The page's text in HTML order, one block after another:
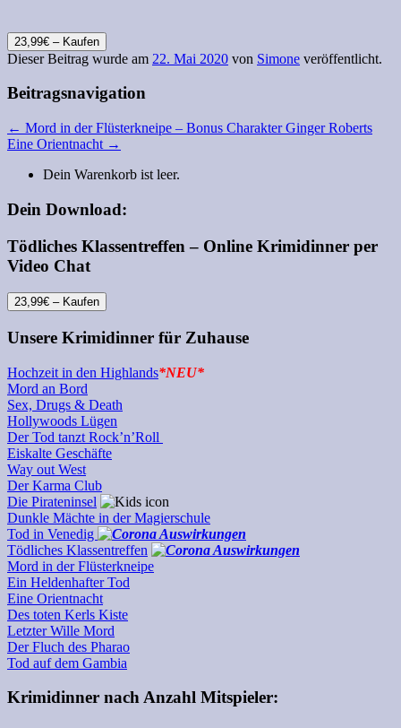
23,99€ – Kaufen
Dieser Beitrag wurde am 22. Mai 2020 von Simone veröffentlicht.
Beitragsnavigation
← Mord in der Flüsterkneipe – Bonus Charakter Ginger Roberts
Eine Orientnacht →
Dein Warenkorb ist leer.
Dein Download:
Tödliches Klassentreffen – Online Krimidinner per
Video Chat
23,99€ – Kaufen
Unsere Krimidinner für Zuhause
Hochzeit in den Highlands*NEU*
Mord an Bord
Sex, Drugs & Death
Hollywoods Lügen
Der Tod tanzt Rock’n’Roll
Eiskalte Geschäfte
Way out West
Der Karma Club
Die Pirateninsel
Dunkle Mächte in der Magierschule
Tod in Venedig
Tödliches Klassentreffen
Mord in der Flüsterkneipe
Ein Heldenhafter Tod
Eine Orientnacht
Des toten Kerls Kiste
Letzter Wille Mord
Der Fluch des Pharao
Tod auf dem Gambia
Krimidinner nach Anzahl Mitspieler: